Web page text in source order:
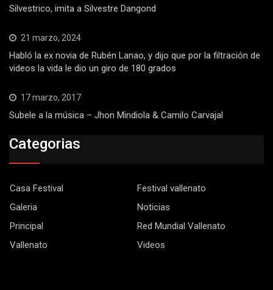
Silvestrico, imita a Silvestre Dangond
21 marzo, 2024
Habló la ex novia de Rubén Lanao, y dijo que por la filtración de
videos la vida le dio un giro de 180 grados
17 marzo, 2017
Subele a la música – Jhon Mindiola & Camilo Carvajal
Categorias
Casa Festival
Festival vallenato
Galeria
Noticias
Principal
Red Mundial Vallenato
Vallenato
Videos